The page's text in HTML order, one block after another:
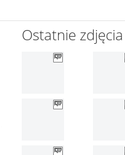
Ostatnie zdjęcia